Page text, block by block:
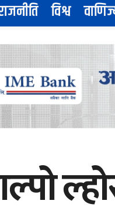
विश्व